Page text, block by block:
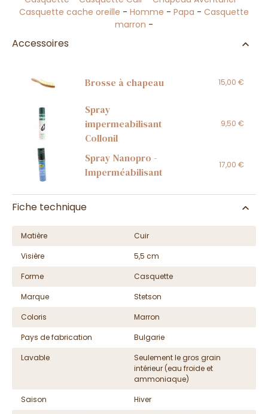
Casquette cache oreille - Homme - Papa - Casquette
marron -
Accessoires
Brosse à chapeau 15,00 €
Spray
impermeabilisant
Collonil
9,50 €
Spray Nanopro -
Imperméabilisant
17,00 €
Fiche technique
Matière
Cuir
Visière
5,5 cm
Forme
Casquette
Marque
Stetson
Coloris
Marron
Pays de fabrication
Bulgarie
Lavable
Seulement le gros grain
intérieur (eau froide et
ammoniaque)
Saison
Hiver